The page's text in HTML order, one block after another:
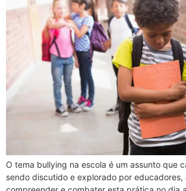
O tema bullying na escola é um assunto que
sendo discutido e explorado por educadores,